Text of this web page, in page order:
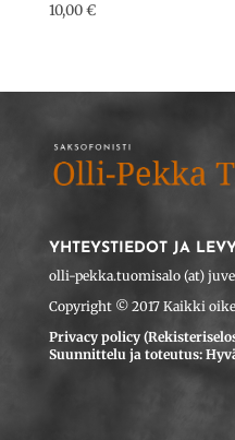
10,00€
YHTEYSTIEDOT JA
olli-pekka.tuomisalo (at)
Copyright © 2017 Kaikki
Privacy policy
Suunnittelu ja toteutus: